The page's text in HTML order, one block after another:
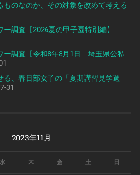
ものなのか、その対象を改めて考える
調査【2026夏の甲子園特別編】
ー調査【令和8年8月1日 埼玉県公私
る、春日部女子の「夏期講習見学週
31
2023年11月
水 木 金 土 日